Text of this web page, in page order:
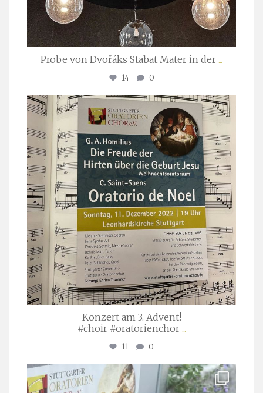
Probe von Dvořáks Stabat Mater in der ...
14 0
stuttgarter_oratorienchor
Nov. 29
Konzert am 3. Advent!
#choir #oratorienchor ...
11 0
stuttgarter_oratorienchor
Juli 23